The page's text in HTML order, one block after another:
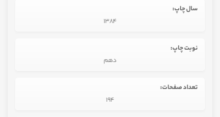
سال چاپ:
1384
نوبت چاپ:
دهم
تعداد صفحات:
194